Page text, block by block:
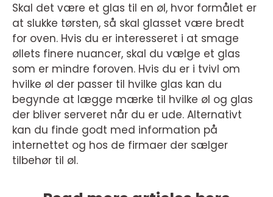
Skal det være et glas til en øl, hvor formålet er
at slukke tørsten, så skal glasset være bredt
for oven. Hvis du er interesseret i at smage
øllets finere nuancer, skal du vælge et glas
som er mindre foroven. Hvis du er i tvivl om
hvilke øl der passer til hvilke glas kan du
begynde at lægge mærke til hvilke øl og glas
der bliver serveret når du er ude. Alternativt
kan du finde godt med information på
internettet og hos de firmaer der sælger
tilbehør til øl.